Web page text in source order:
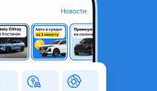
(БОКОВОЕ)